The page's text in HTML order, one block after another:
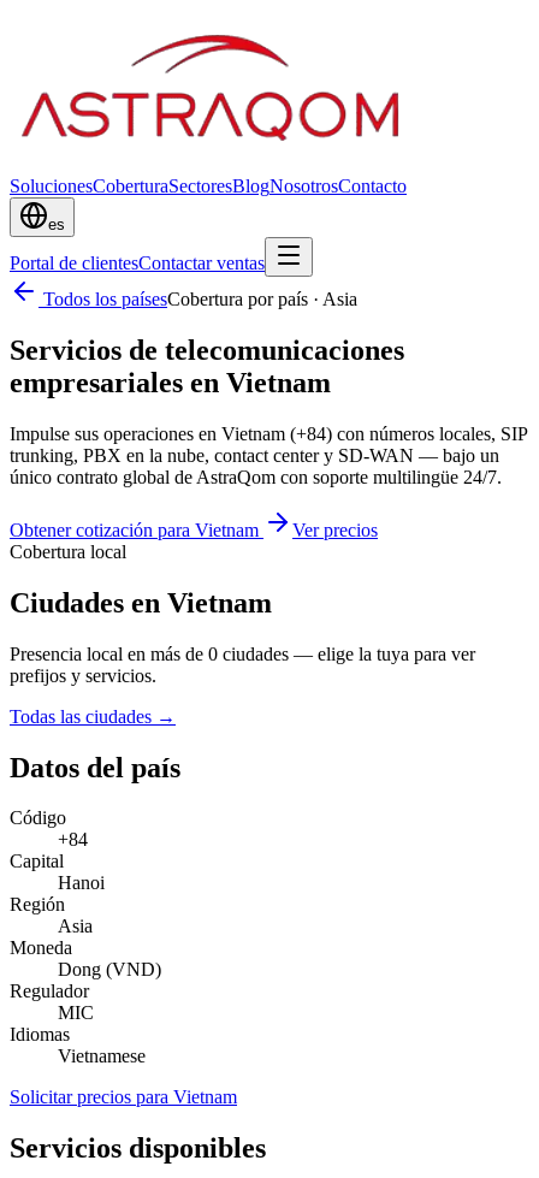
SolucionesCoberturaSectoresBlogNosotrosContacto
es
Portal de clientesContactar ventas
Todos los paísesCobertura por país · Asia
Servicios de telecomunicaciones
empresariales en Vietnam
Impulse sus operaciones en Vietnam (+84) con números locales, SIP
trunking, PBX en la nube, contact center y SD-WAN — bajo un
único contrato global de AstraQom con soporte multilingüe 24/7.
Obtener cotización para Vietnam
Ver precios
Cobertura local
Ciudades en Vietnam
Presencia local en más de 0 ciudades — elige la tuya para ver
prefijos y servicios.
Todas las ciudades →
Datos del país
Código
+84
Capital
Hanoi
Región
Asia
Moneda
Dong (VND)
Regulador
MIC
Idiomas
Vietnamese
Solicitar precios para Vietnam
Servicios disponibles